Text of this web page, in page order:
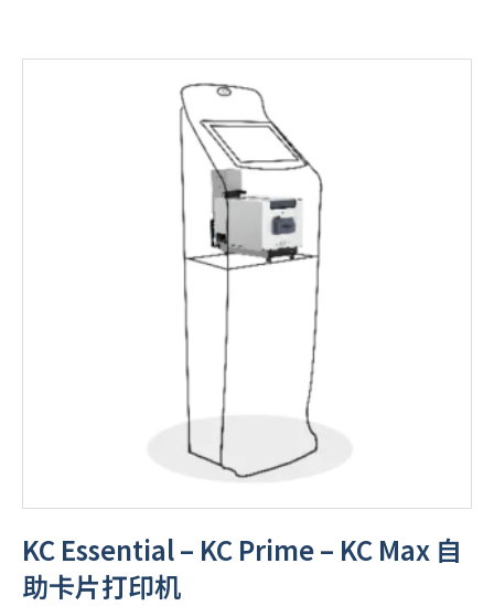
KC Essential – KC Prime – KC Max 自
助卡片打印机